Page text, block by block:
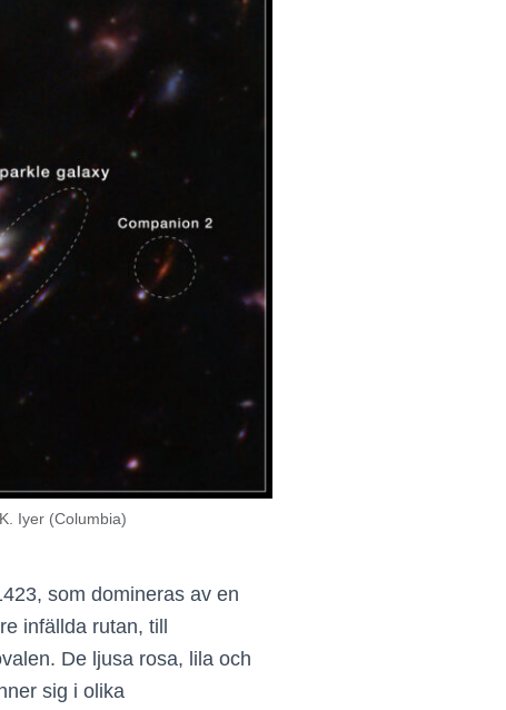
Iyer (Columbia)
som domineras av en
infällda rutan, till
De ljusa rosa, lila och
sig i olika